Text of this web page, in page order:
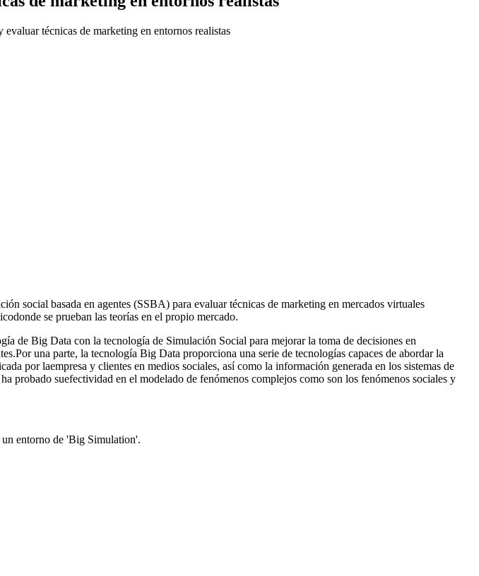
social basada en agentes (SSBA) para evaluar técnicas de marketing en mercados virtuales
se prueban las teorías en el propio mercado.
de Big Data con la tecnología de Simulación Social para mejorar la toma de decisiones en
una parte, la tecnología Big Data proporciona una serie de tecnologías capaces de abordar la
por laempresa y clientes en medios sociales, así como la información generada en los sistemas de
probado suefectividad en el modelado de fenómenos complejos como son los fenómenos sociales y
entorno de 'Big Simulation'.